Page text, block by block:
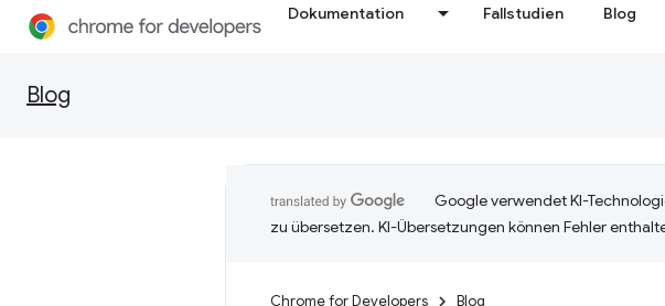
Dokumentation Fallstudien Blog
Blog
Google verwendet KI-
zu übersetzen. KI-Übersetzungen können Fehler
Chrome for Developers Blog